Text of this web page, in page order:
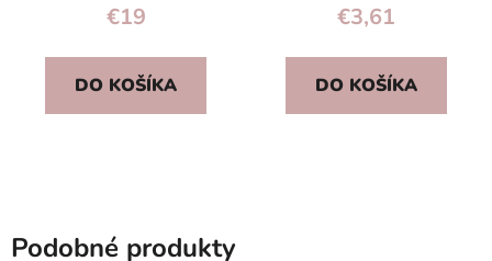
€19
DO KOŠÍKA
€3,61
DO KOŠÍKA
Podobné produkty